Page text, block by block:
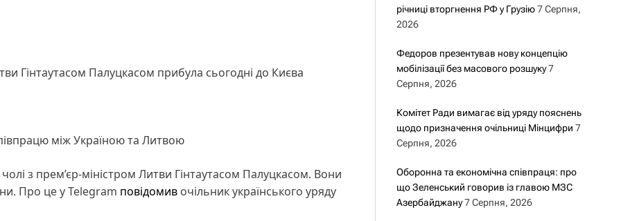
Гінтаутасом Палуцкасом прибула сьогодні до Києва
між Україною та Литвою
з прем’єр-міністром Литви Гінтаутасом Палуцкасом. Вони
Про це у Telegram повідомив очільник українського уряду
річниці вторгнення РФ у Грузію 7 Серпня,
2026
Федоров презентував нову концепцію
мобілізації без масового розшуку 7
Серпня, 2026
Комітет Ради вимагає від уряду пояснень
щодо призначення очільниці Мінцифри 7
Серпня, 2026
Оборонна та економічна співпраця: про
що Зеленський говорив із главою МЗС
Азербайджану 7 Серпня, 2026